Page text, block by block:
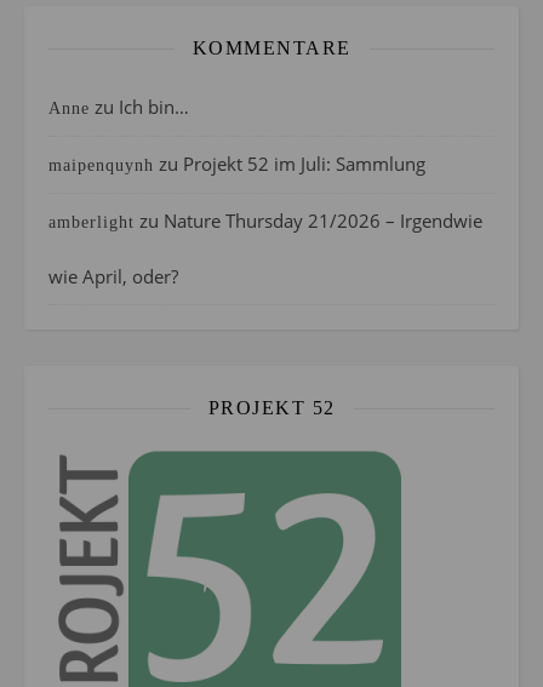
KOMMENTARE
Anne zu Ich bin…
maipenquynh zu Projekt 52 im Juli: Sammlung
amberlight zu Nature Thursday 21/2026 – Irgendwie
wie April, oder?
PROJEKT 52